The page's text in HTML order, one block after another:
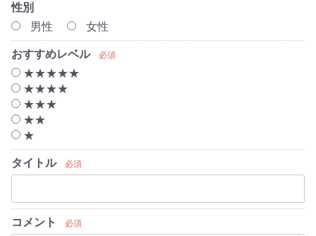
性別
男性
女性
おすすめレベル 必須
★★★★★
★★★★
★★★
★★
★
タイトル 必須
コメント 必須